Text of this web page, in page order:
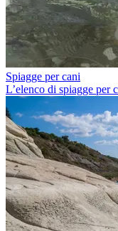
Spiagge per cani
L’elenco di spiagge per